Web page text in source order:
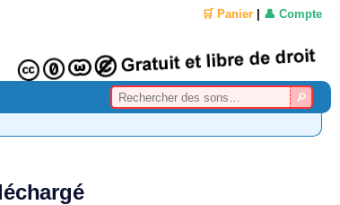
🛒 Panier 👤 Compte